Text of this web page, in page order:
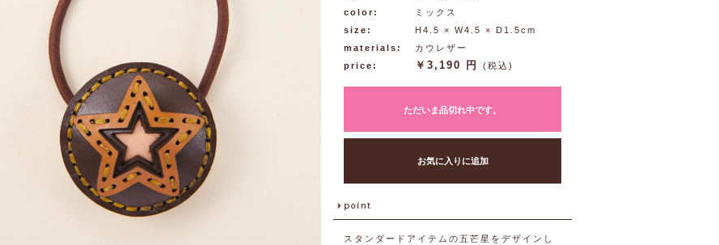
color:
ミックス
size:
H4.5 × W4.5 × D1.5cm
materials:
カウレザー
price:
￥3,190 円 (税込)
ただいま品切れ中です。
お気に入りに追加
スタンダードアイテムの五芒星をデザインし